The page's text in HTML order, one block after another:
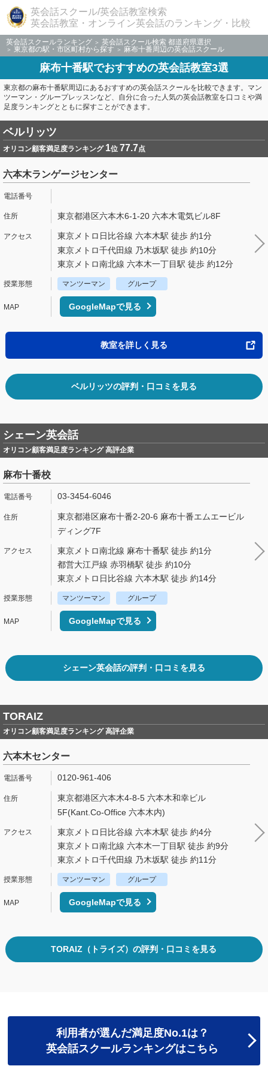
英会話スクール/英会話教室検索
英会話教室・オンライン英会話のランキング・比較
英会話スクールランキング
英会話スクール検索 都道府県選択
東京都の駅・市区町村から探す
麻布十番周辺の英会話スクール
麻布十番駅でおすすめの英会話教室3選
東京都の麻布十番駅周辺にあるおすすめの英会話スクールを比較できます。マン
ツーマン・グループレッスンなど、自分に合った人気の英会話教室を口コミや満
足度ランキングとともに探すことができます。
ベルリッツ
オリコン顧客満足度ランキング 1位 77.7点
六本木ランゲージセンター
東京都港区六本木6-1-20 六本木電気ビル8F
東京メトロ日比谷線 六本木駅 徒歩 約1分
東京メトロ千代田線 乃木坂駅 徒歩 約10分
東京メトロ南北線 六本木一丁目駅 徒歩 約12分
マンツーマン グループ
GoogleMapで見る
教室を詳しく見る
ベルリッツの評判・口コミを見る
シェーン英会話
オリコン顧客満足度ランキング 高評企業
麻布十番校
03-3454-6046
東京都港区麻布十番2-20-6 麻布十番エムエービル
ディング7F
東京メトロ南北線 麻布十番駅 徒歩 約1分
都営大江戸線 赤羽橋駅 徒歩 約10分
東京メトロ日比谷線 六本木駅 徒歩 約14分
マンツーマン グループ
GoogleMapで見る
シェーン英会話の評判・口コミを見る
TORAIZ
オリコン顧客満足度ランキング 高評企業
六本木センター
0120-961-406
東京都港区六本木4-8-5 六本木和幸ビル
5F(Kant.Co-Office 六本木内)
東京メトロ日比谷線 六本木駅 徒歩 約4分
東京メトロ南北線 六本木一丁目駅 徒歩 約9分
東京メトロ千代田線 乃木坂駅 徒歩 約11分
マンツーマン グループ
GoogleMapで見る
TORAIZ（トライズ）の評判・口コミを見る
利用者が選んだ満足度No.1は？
英会話スクールランキングはこちら